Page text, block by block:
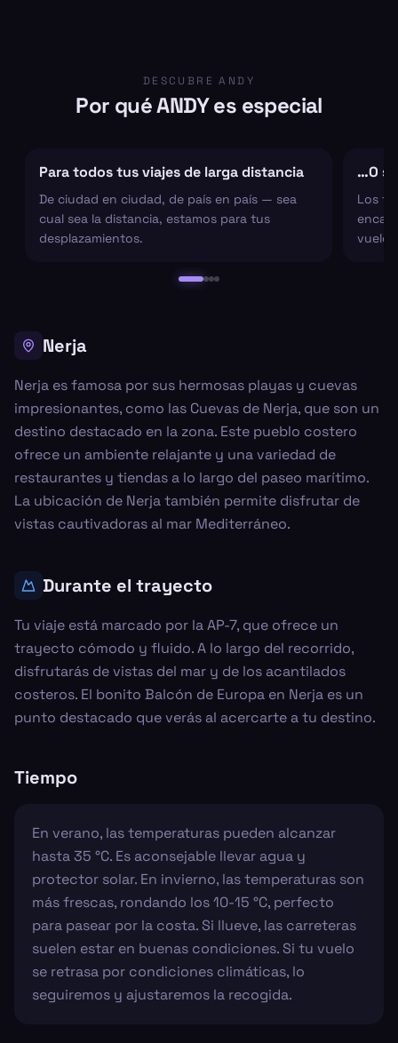
DESCUBRE ANDY
Por qué ANDY es especial
Para todos tus viajes de larga distancia
De ciudad en ciudad, de país en país — sea
cual sea la distancia, estamos para tus
desplazamientos.
…O
Los
vuelo
Nerja
Nerja es famosa por sus hermosas playas y cuevas
impresionantes, como las Cuevas de Nerja, que son un
destino destacado en la zona. Este pueblo costero
ofrece un ambiente relajante y una variedad de
restaurantes y tiendas a lo largo del paseo marítimo.
La ubicación de Nerja también permite disfrutar de
vistas cautivadoras al mar Mediterráneo.
Durante el trayecto
Tu viaje está marcado por la AP-7, que ofrece un
trayecto cómodo y fluido. A lo largo del recorrido,
disfrutarás de vistas del mar y de los acantilados
costeros. El bonito Balcón de Europa en Nerja es un
punto destacado que verás al acercarte a tu destino.
Tiempo
En verano, las temperaturas pueden alcanzar
hasta 35 °C. Es aconsejable llevar agua y
protector solar. En invierno, las temperaturas son
más frescas, rondando los 10-15 °C, perfecto
para pasear por la costa. Si llueve, las carreteras
suelen estar en buenas condiciones. Si tu vuelo
se retrasa por condiciones climáticas, lo
seguiremos y ajustaremos la recogida.